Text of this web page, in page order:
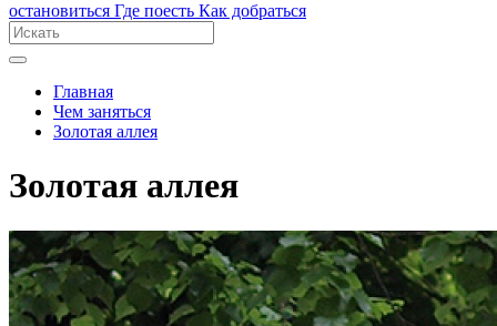
остановиться Где поесть Как добраться
Главная
Чем заняться
Золотая аллея
Золотая аллея